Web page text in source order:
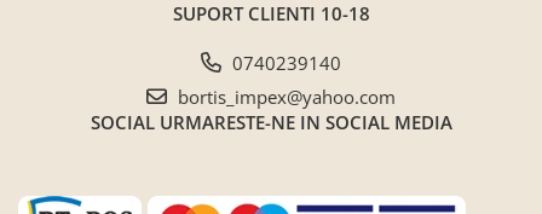
SUPORT CLIENTI 10-18
0740239140
bortis_impex@yahoo.com
SOCIAL URMARESTE-NE IN SOCIAL MEDIA